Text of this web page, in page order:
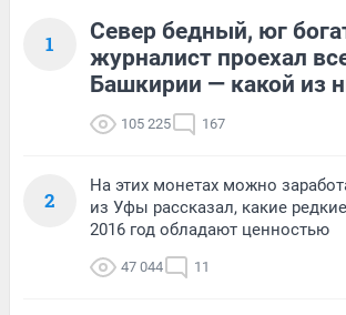
1
Север бедный, юг
журналист проехал
Башкирии — какой из
105 225 167
2
На этих монетах можно
из Уфы рассказал, какие
2016 год обладают ценностью
47 044 11